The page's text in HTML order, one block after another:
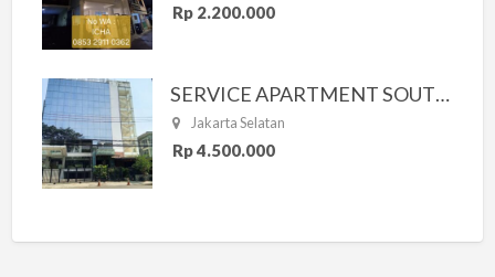
Rp 2.200.000
SERVICE APARTMENT SOUTH RESIDENCE
Jakarta Selatan
Rp 4.500.000